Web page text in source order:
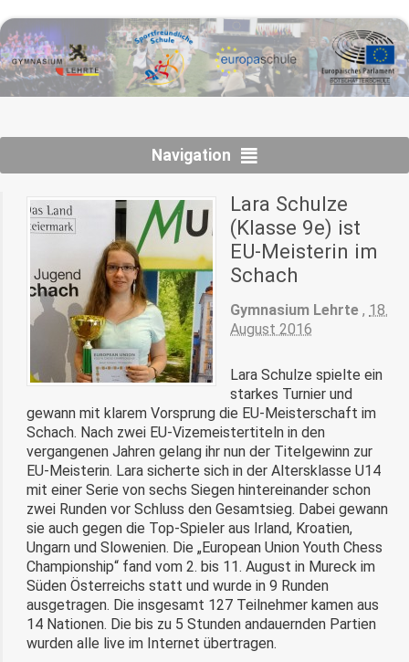
Navigation
Lara Schulze
(Klasse 9e) ist
EU-Meisterin im
Schach
Gymnasium Lehrte , 18.
August 2016
Lara Schulze spielte ein
starkes Turnier und
gewann mit klarem Vorsprung die EU-Meisterschaft im
Schach. Nach zwei EU-Vizemeistertiteln in den
vergangenen Jahren gelang ihr nun der Titelgewinn zur
EU-Meisterin. Lara sicherte sich in der Altersklasse U14
mit einer Serie von sechs Siegen hintereinander schon
zwei Runden vor Schluss den Gesamtsieg. Dabei gewann
sie auch gegen die Top-Spieler aus Irland, Kroatien,
Ungarn und Slowenien. Die „European Union Youth Chess
Championship“ fand vom 2. bis 11. August in Mureck im
Süden Österreichs statt und wurde in 9 Runden
ausgetragen. Die insgesamt 127 Teilnehmer kamen aus
14 Nationen. Die bis zu 5 Stunden andauernden Partien
wurden alle live im Internet übertragen.